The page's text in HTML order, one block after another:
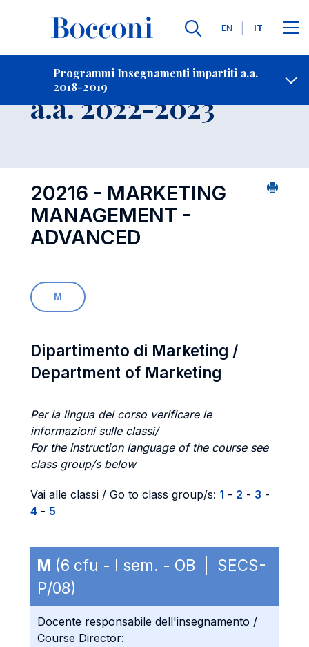
Lingue
EN IT
Programmi Insegnamenti impartiti a.a.
2018-2019
Contatti
Insegnamento
a.a. 2022-2023
20216 - MARKETING
MANAGEMENT -
ADVANCED
M
Dipartimento di Marketing /
Department of Marketing
Per la lingua del corso verificare le
informazioni sulle classi/
For the instruction language of the course see
class group/s below
Vai alle classi / Go to class group/s: 1 - 2 - 3 -
4 - 5
M (6 cfu - I sem. - OB | SECS-
P/08)
Docente responsabile dell'insegnamento /
Course Director: